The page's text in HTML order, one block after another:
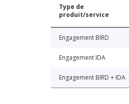
Type de
produit/service
Engagement BIRD
Engagement IDA
Engagement BIRD + IDA